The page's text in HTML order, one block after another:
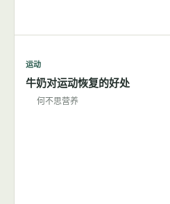
运动
牛奶对运动恢复的好处
何不思营养